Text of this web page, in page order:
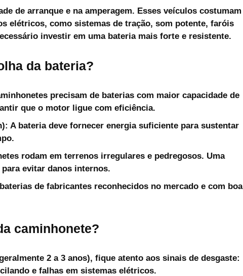
de arranque e na amperagem. Esses veículos costumam
elétricos, como sistemas de tração, som potente, faróis
investir em uma bateria mais forte e resistente.
da bateria?
precisam de baterias com maior capacidade de
que o motor ligue com eficiência.
A bateria deve fornecer energia suficiente para sustentar
rodam em terrenos irregulares e pedregosos. Uma
evitar danos internos.
de fabricantes reconhecidos no mercado e com boa
caminhonete?
2 a 3 anos), fique atento aos sinais de desgaste:
e falhas em sistemas elétricos.